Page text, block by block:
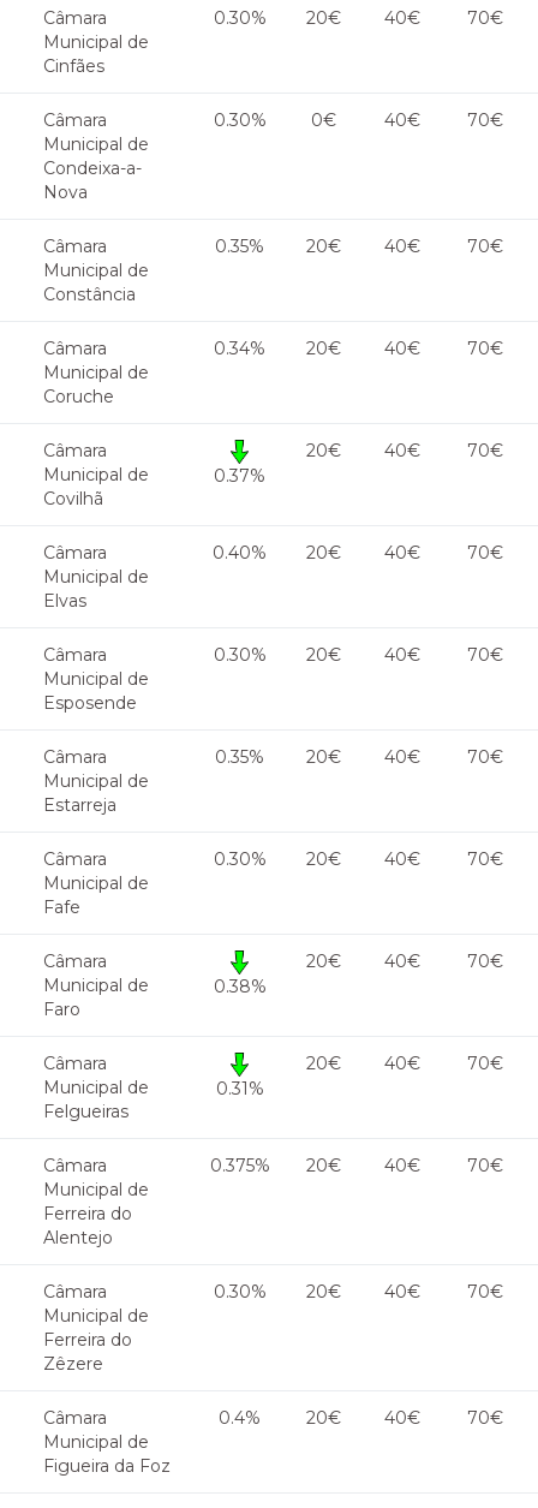
Câmara
Municipal de
Cinfães
0.30% 20€ 40€ 70€
Câmara
Municipal de
Condeixa-a-
Nova
0.30% 0€ 40€ 70€
Câmara
Municipal de
Constância
0.35% 20€ 40€ 70€
Câmara
Municipal de
Coruche
0.34% 20€ 40€ 70€
Câmara
Municipal de
Covilhã
0.37%
20€ 40€ 70€
Câmara
Municipal de
Elvas
0.40% 20€ 40€ 70€
Câmara
Municipal de
Esposende
0.30% 20€ 40€ 70€
Câmara
Municipal de
Estarreja
0.35% 20€ 40€ 70€
Câmara
Municipal de
Fafe
0.30% 20€ 40€ 70€
Câmara
Municipal de
Faro
0.38%
20€ 40€ 70€
Câmara
Municipal de
Felgueiras
0.31%
20€ 40€ 70€
Câmara
Municipal de
Ferreira do
Alentejo
0.375% 20€ 40€ 70€
Câmara
Municipal de
Ferreira do
Zêzere
0.30% 20€ 40€ 70€
Câmara
Municipal de
Figueira da Foz
0.4% 20€ 40€ 70€